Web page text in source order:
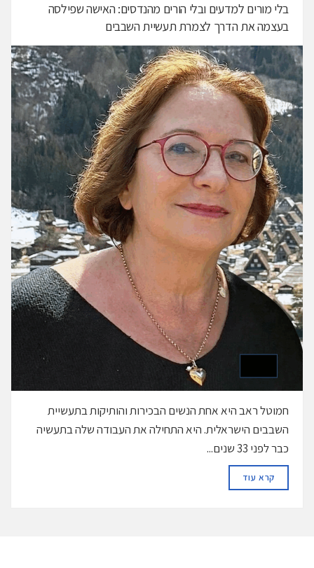
בלי מורים למדעים ובלי הורים מהנדסים: האישה שפילסה
בעצמה את הדרך לצמרת תעשיית השבבים
חמוטל ראב היא אחת הנשים הבכירות והותיקות בתעשיית
השבבים הישראלית. היא התחילה את העבודה שלה בתעשיה
כבר לפני 33 שנים...
קרא עודDETAILS